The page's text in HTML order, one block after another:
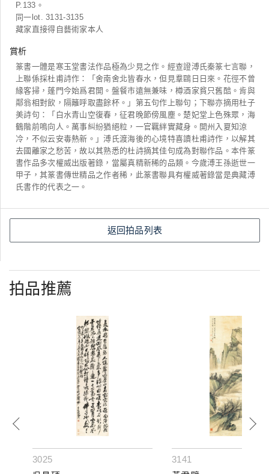
P.133。
同一lot. 3131-3135
藏家直接得自藝術家本人
賞析
篆書一體是寒玉堂書法作品極為少見之作。經查證溥氏秦篆七言聯，
上聯係採杜甫詩作：「舍南舍北皆春水，但見羣鷗日日來。花徑不曾
緣客掃，蓬門今始爲君開。盤餐市遠無兼味，樽酒家貧只舊醅。肯與
鄰翁相對飲，隔籬呼取盡餘杯。」第五句作上聯句；下聯亦摘用杜子
美詩句：「白水青山空復春，征君晚節傍風塵。楚妃堂上色殊眾，海
鶴階前鳴向人。萬事糾紛猶絕粒，一官羈絆實藏身。開州入夏知涼
冷，不似云安毒熱新。」溥氏渡海後的心境特喜讀杜甫詩作，以解其
去國離家之愁苦，故以其熟悉的杜詩摘其佳句成為對聯作品。本件篆
書作品多次權威出版著錄，當屬真精新稀的品類。今歲溥王孫逝世一
甲子，其篆書傳世精品之作者稀，此篆書聯具有權威著錄當是典藏溥
氏書作的代表之一。
返回拍品列表
拍品推薦
3025
3141